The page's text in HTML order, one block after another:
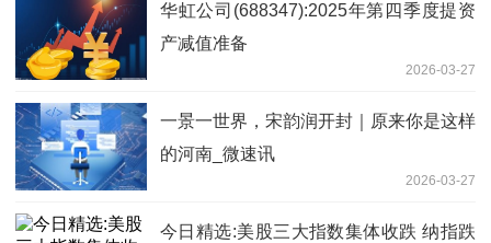
华虹公司(688347):2025年第四季度提资
产减值准备
2026-03-27
一景一世界，宋韵润开封｜原来你是这样
的河南_微速讯
2026-03-27
今日精选:美股三大指数集体收跌 纳指跌